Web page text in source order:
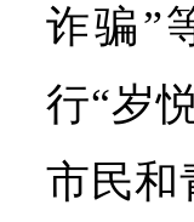
诈骗”
行“岁
市民和